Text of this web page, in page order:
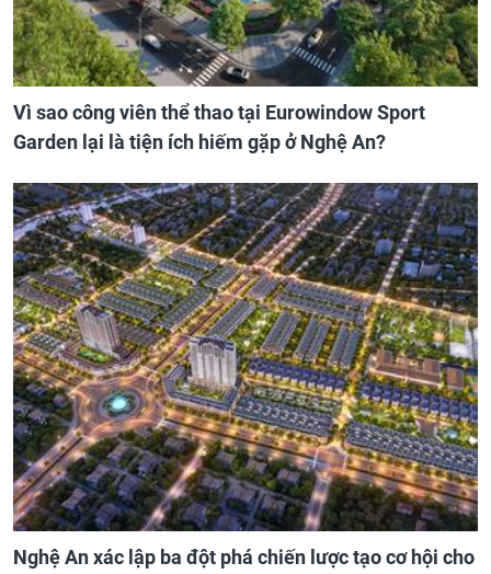
Vì sao công viên thể thao tại Eurowindow Sport
Garden lại là tiện ích hiếm gặp ở Nghệ An?
Nghệ An xác lập ba đột phá chiến lược tạo cơ hội cho